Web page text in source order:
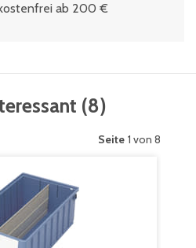
ab 200 €
(8)
Seite 1 von 8